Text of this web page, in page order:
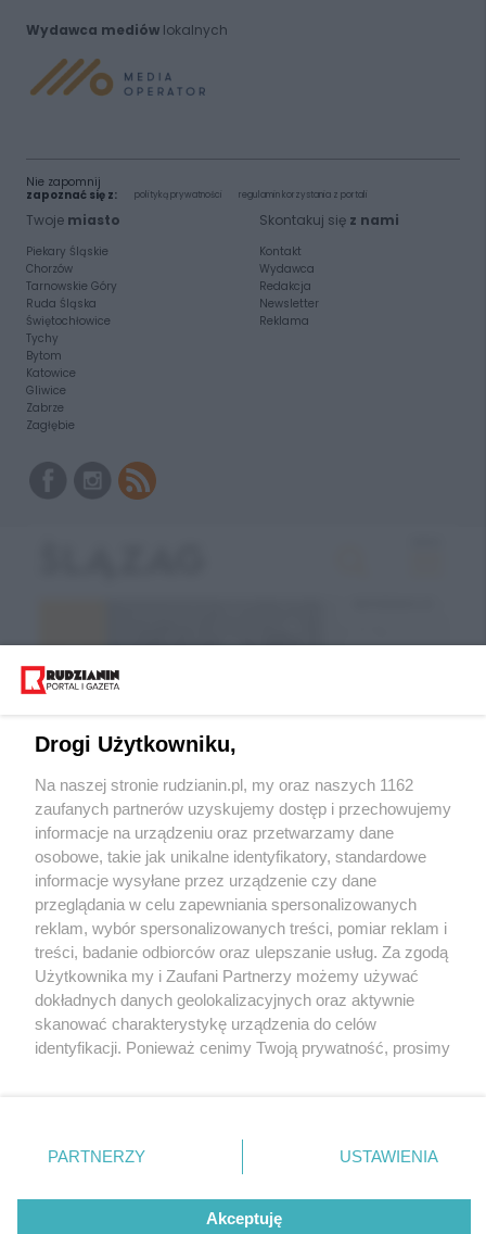
Wydawca mediówlokalnych
Nie zapomnij
zapoznać się z:
polityką prywatności regulamin korzystania z portali
Twoje miasto
Piekary Śląskie
Chorzów
Tarnowskie Góry
Ruda Śląska
Świętochłowice
Tychy
Bytom
Katowice
Gliwice
Zabrze
Zagłębie
Skontakuj się z nami
Kontakt
Wydawca
Redakcja
Newsletter
Reklama
Wróć do strony głównej
ślązag.pl
0%
Drogi Użytkowniku,
Na naszej stronie rudzianin.pl, my oraz naszych 1162
zaufanych partnerów uzyskujemy dostęp i przechowujemy
informacje na urządzeniu oraz przetwarzamy dane
osobowe, takie jak unikalne identyfikatory, standardowe
informacje wysyłane przez urządzenie czy dane
przeglądania w celu zapewniania spersonalizowanych
reklam, wybór spersonalizowanych treści, pomiar reklam i
treści, badanie odbiorców oraz ulepszanie usług. Za zgodą
Użytkownika my i Zaufani Partnerzy możemy używać
dokładnych danych geolokalizacyjnych oraz aktywnie
skanować charakterystykę urządzenia do celów
identyfikacji. Ponieważ cenimy Twoją prywatność, prosimy
prywatności znajdujący się w lewym dolnym rogu strony
. Niektóre rodzaje przetwarzania danych nie wymagają
zgody użytkownika, ale masz prawo sprzeciwić się
takiemu przetwarzaniu. Preferencje będą miały
PARTNERZY USTAWIENIA
Akceptuję